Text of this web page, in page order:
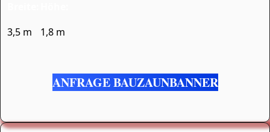
3,5 m
1,8 m
ANFRAGE BAUZAUNBANNER